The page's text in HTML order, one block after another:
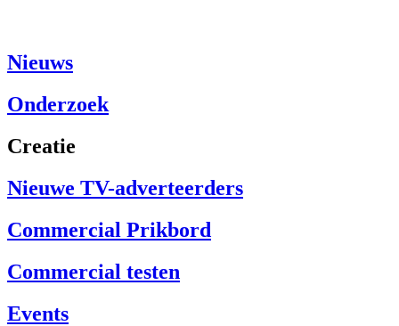
Nieuws
Onderzoek
Creatie
Nieuwe TV-adverteerders
Commercial Prikbord
Commercial testen
Events